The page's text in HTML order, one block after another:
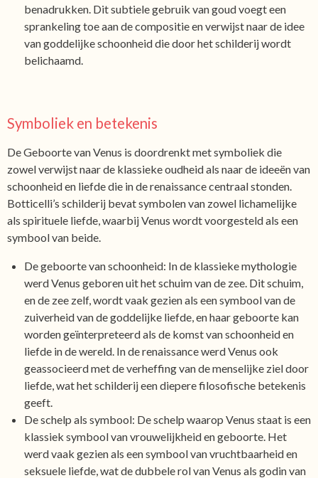
benadrukken. Dit subtiele gebruik van goud voegt een
sprankeling toe aan de compositie en verwijst naar de idee
van goddelijke schoonheid die door het schilderij wordt
belichaamd.
Symboliek en betekenis
De Geboorte van Venus is doordrenkt met symboliek die
zowel verwijst naar de klassieke oudheid als naar de ideeën van
schoonheid en liefde die in de renaissance centraal stonden.
Botticelli’s schilderij bevat symbolen van zowel lichamelijke
als spirituele liefde, waarbij Venus wordt voorgesteld als een
symbool van beide.
De geboorte van schoonheid: In de klassieke mythologie
werd Venus geboren uit het schuim van de zee. Dit schuim,
en de zee zelf, wordt vaak gezien als een symbool van de
zuiverheid van de goddelijke liefde, en haar geboorte kan
worden geïnterpreteerd als de komst van schoonheid en
liefde in de wereld. In de renaissance werd Venus ook
geassocieerd met de verheffing van de menselijke ziel door
liefde, wat het schilderij een diepere filosofische betekenis
geeft.
De schelp als symbool: De schelp waarop Venus staat is een
klassiek symbool van vrouwelijkheid en geboorte. Het
werd vaak gezien als een symbool van vruchtbaarheid en
seksuele liefde, wat de dubbele rol van Venus als godin van